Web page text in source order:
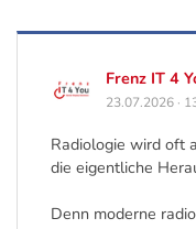
Frenz IT 4
23.07.2026 ·
Radiologie wird oft
die eigentliche
Denn moderne